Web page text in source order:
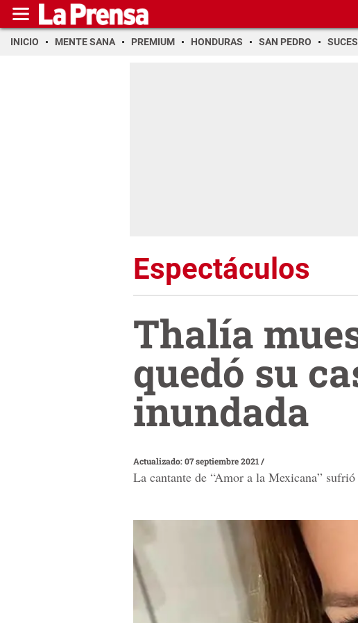
INICIO MENTE SANA PREMIUM HONDURAS SAN PEDRO
Espectáculos
Thalía
quedó su
inundada
Actualizado: 07 septiembre 2021 /
La cantante de “Amor a la Mexicana”